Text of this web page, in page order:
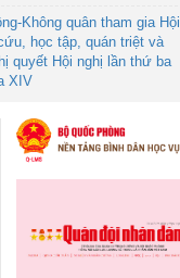
Không quân tham gia Hội
học tập, quán triệt và
quyết Hội nghị lần thứ ba
XIV